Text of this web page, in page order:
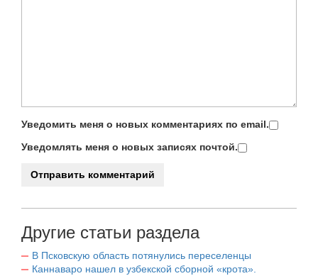
Уведомить меня о новых комментариях по email.
Уведомлять меня о новых записях почтой.
Другие статьи раздела
В Псковскую область потянулись переселенцы
Каннаваро нашел в узбекской сборной «крота».